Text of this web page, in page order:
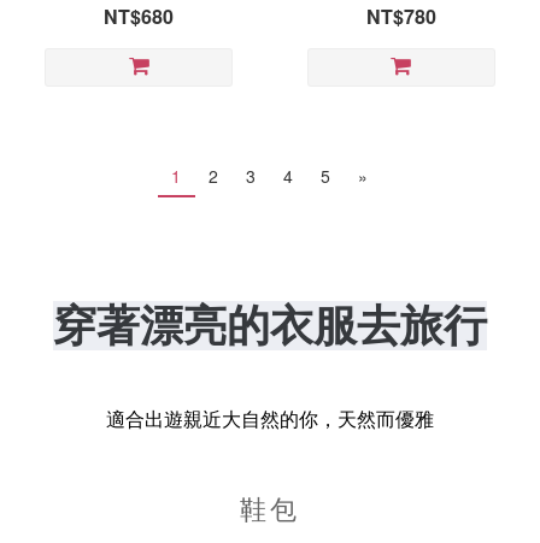
NT$680 NT$780
1 2 3 4 5 »
穿著漂亮的衣服去旅行
適合出遊親近大自然的你，天然而優雅
鞋包